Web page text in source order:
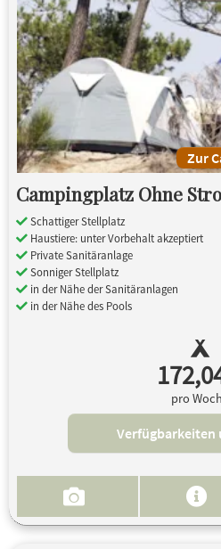
Zur
Campingplatz Ohne
Schattiger Stellplatz
Haustiere: unter Vorbehalt akzeptiert
Private Sanitäranlage
Sonniger Stellplatz
in der Nähe der Sanitäranlagen
in der Nähe des Pools
pro
Verfügbarkeiten